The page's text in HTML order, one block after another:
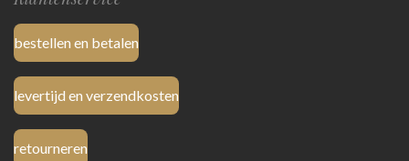
bestellen en betalen
levertijd en verzendkosten
retourneren